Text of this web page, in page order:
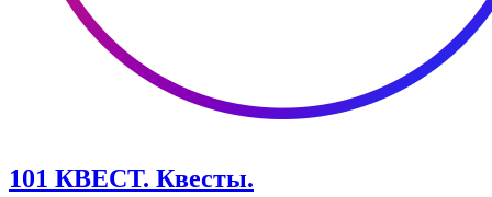
101 КВЕСТ. Квесты.